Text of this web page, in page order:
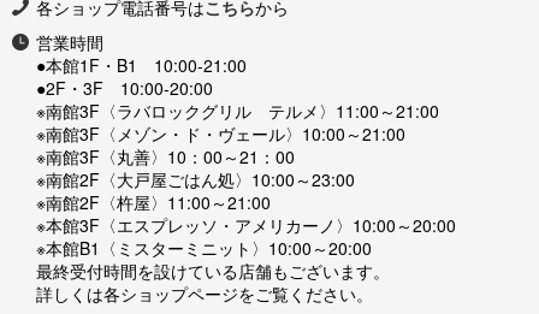
各ショップ電話番号はこちらから
営業時間
●本館1F・B1 10:00-21:00
●2F・3F 10:00-20:00
※南館3F〈ラバロックグリル テルメ〉11:00～21:00
※南館3F〈メゾン・ド・ヴェール〉10:00～21:00
※南館3F〈丸善〉10：00～21：00
※南館2F〈大戸屋ごはん処〉10:00～23:00
※南館2F〈杵屋〉11:00～21:00
※本館3F〈エスプレッソ・アメリカーノ〉10:00～20:00
※本館B1〈ミスターミニット〉10:00～20:00
最終受付時間を設けている店舗もございます。
詳しくは各ショップページをご覧ください。